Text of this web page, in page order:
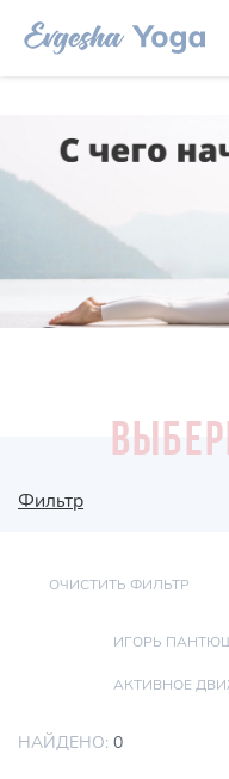
Фильтр
ОЧИСТИТЬ ФИЛЬТР
ИГОРЬ
АКТИВНОЕ
НАЙДЕНО: 0